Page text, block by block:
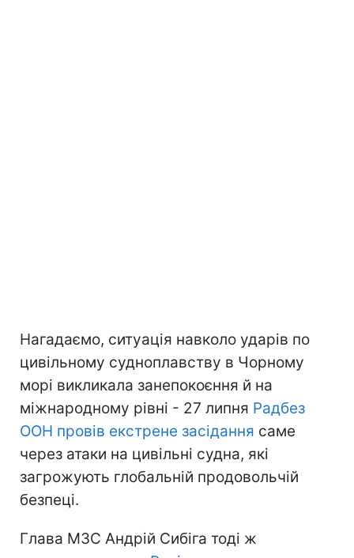
Нагадаємо, ситуація навколо ударів по
цивільному судноплавству в Чорному
морі викликала занепокоєння й на
міжнародному рівні - 27 липня Радбез
ООН провів екстрене засідання саме
через атаки на цивільні судна, які
загрожують глобальній продовольчій
безпеці.
Глава МЗС Андрій Сибіга тоді ж